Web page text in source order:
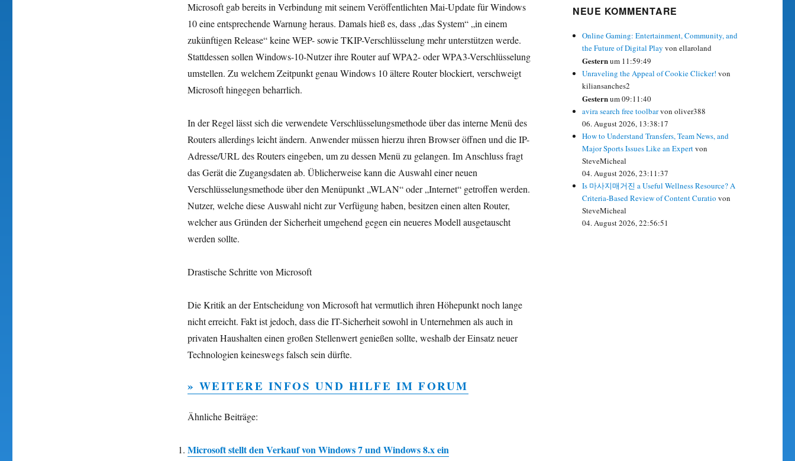
Microsoft gab bereits in Verbindung mit seinem Veröffentlichten Mai-Update für Windows
10 eine entsprechende Warnung heraus. Damals hieß es, dass „das System“ „in einem
zukünftigen Release“ keine WEP- sowie TKIP-Verschlüsselung mehr unterstützen werde.
Stattdessen sollen Windows-10-Nutzer ihre Router auf WPA2- oder WPA3-Verschlüsselung
umstellen. Zu welchem Zeitpunkt genau Windows 10 ältere Router blockiert, verschweigt
Microsoft hingegen beharrlich.
In der Regel lässt sich die verwendete Verschlüsselungsmethode über das interne Menü des
Routers allerdings leicht ändern. Anwender müssen hierzu ihren Browser öffnen und die IP-
Adresse/URL des Routers eingeben, um zu dessen Menü zu gelangen. Im Anschluss fragt
das Gerät die Zugangsdaten ab. Üblicherweise kann die Auswahl einer neuen
Verschlüsselungsmethode über den Menüpunkt „WLAN“ oder „Internet“ getroffen werden.
Nutzer, welche diese Auswahl nicht zur Verfügung haben, besitzen einen alten Router,
welcher aus Gründen der Sicherheit umgehend gegen ein neueres Modell ausgetauscht
werden sollte.
Drastische Schritte von Microsoft
Die Kritik an der Entscheidung von Microsoft hat vermutlich ihren Höhepunkt noch lange
nicht erreicht. Fakt ist jedoch, dass die IT-Sicherheit sowohl in Unternehmen als auch in
privaten Haushalten einen großen Stellenwert genießen sollte, weshalb der Einsatz neuer
Technologien keineswegs falsch sein dürfte.
» WEITERE INFOS UND HILFE IM FORUM
Ähnliche Beiträge:
Microsoft stellt den Verkauf von Windows 7 und Windows 8.x ein
NEUE KOMMENTARE
Online Gaming: Entertainment, Community, and
the Future of Digital Play von ellaroland
Gesternum 11:59:49
Unraveling the Appeal of Cookie Clicker! von
kiliansanches2
Gesternum 09:11:40
avira search free toolbarvon oliver388
06. August 2026, 13:38:17
How to Understand Transfers, Team News, and
Major Sports Issues Like an Expertvon
SteveMicheal
04. August 2026, 23:11:37
Is 마사지매거진 a Useful Wellness Resource? A
Criteria-Based Review of Content Curatio von
SteveMicheal
04. August 2026, 22:56:51